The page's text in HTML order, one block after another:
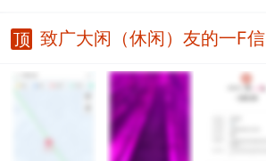
致广大闲（休闲）友的一F信